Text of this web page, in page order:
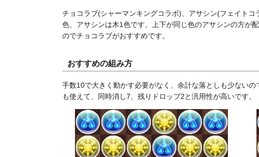
チョコラブ(シャーマンキングコラボ)、アサシン(フェイト
色、アサシンは木1色です。上下が同じ色のアサシンの方が
のでチョコラブがおすすめです。
おすすめの組み方
手数10で大きく動かす必要がなく、余計な落としも少ない
も使えて、同時消し7、残りドロップ2と汎用性が高いです。